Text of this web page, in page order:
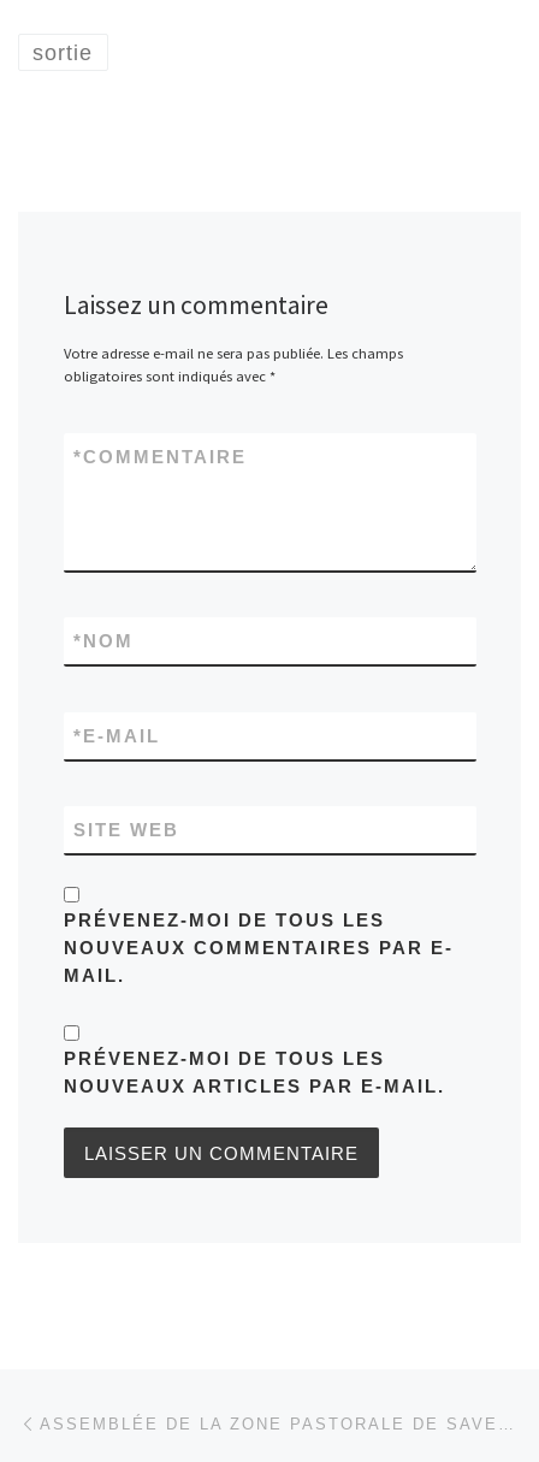
sortie
Laissez un commentaire
Votre adresse e-mail ne sera pas publiée. Les champs
obligatoires sont indiqués avec *
COMMENTAIRE
*
NOM
*
E-MAIL
*
SITE WEB
PRÉVENEZ-MOI DE TOUS LES
NOUVEAUX COMMENTAIRES PAR E-
MAIL.
PRÉVENEZ-MOI DE TOUS LES
NOUVEAUX ARTICLES PAR E-MAIL.
Parcourir les articles